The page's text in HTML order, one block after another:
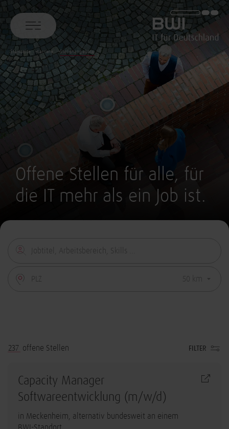
BWI GmbH
Startseite Karriere Stellenangebote
Offene Stellen für alle, für
die IT mehr als ein Job ist.
237 offene Stellen FILTER
Capacity Manager
Softwareentwicklung (m/w/d)
in Meckenheim, alternativ bundesweit an einem